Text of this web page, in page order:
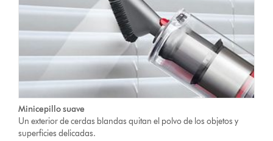
Minicepillo suave
Un exterior de cerdas blandas quitan el polvo de los objetos y
superficies delicadas.